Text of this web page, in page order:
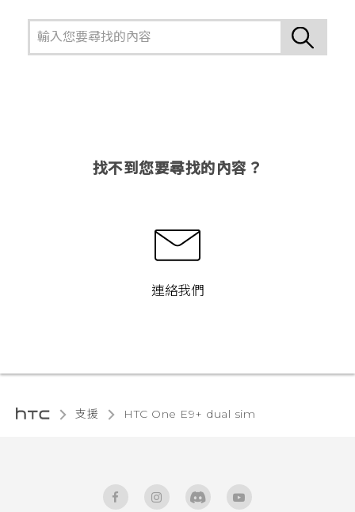
找不到您要尋找的內容？
連絡我們
支援 HTC One E9+ dual sim‎